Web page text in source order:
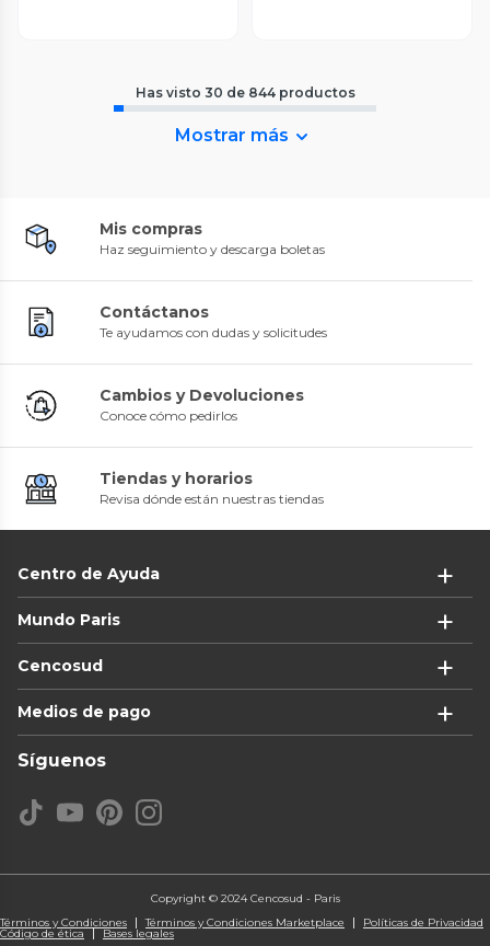
Has visto 30 de 844 productos
Mostrar más
Mis compras
Haz seguimiento y descarga boletas
Contáctanos
Te ayudamos con dudas y solicitudes
Cambios y Devoluciones
Conoce cómo pedirlos
Tiendas y horarios
Revisa dónde están nuestras tiendas
Centro de Ayuda
Mundo Paris
Cencosud
Medios de pago
Síguenos
Copyright © 2024 Cencosud - Paris
Términos y Condiciones
Términos y Condiciones Marketplace Políticas de Privacidad
Código de ética Bases legales